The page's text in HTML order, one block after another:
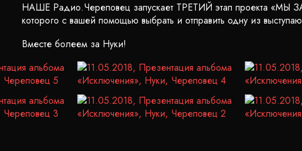
НАШЕ Радио.Череповец запускает ТРЕТИЙ этап проекта
которого с вашей помощью выбрать и отправить одну из
Вместе болеем за Нуки!